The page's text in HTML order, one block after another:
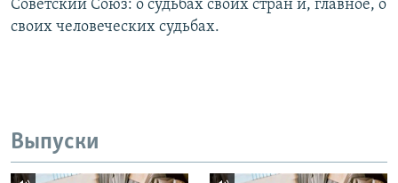
Советский Союз: о судьбах своих стран и, главное, о
своих человеческих судьбах.
Выпуски